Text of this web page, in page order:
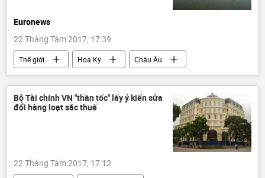
Euronews
22 Tháng Tám 2017, 17:39
Thế giới Hoa Kỳ
Châu Âu
Kinh doanh
Litva
Bộ Tài chính VN "thần tốc" lấy ý kiến sửa
đổi hàng loạt sắc thuế
22 Tháng Tám 2017, 17:12